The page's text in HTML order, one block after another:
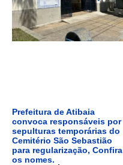
Prefeitura de Atibaia
convoca responsáveis por
sepulturas temporárias do
Cemitério São Sebastião
para regularização, Confira
os nomes.